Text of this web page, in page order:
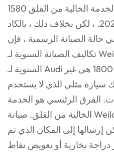
إلى ذلك ، ستكلف حزمة الخدمة الخالية من القلق 1580
يوانًا إضافيًا سنويًا حتى عام 2024. ، لكن بخلاف ذلك ، بالكاد
حالة الصيانة الرسمية ، فإن
تكاليف الصيانة السنوية لـ Weilai 1580 وتكاليف الصيانة
السنوية لـ Audi التي تبلغ حوالي 1200 إلى 1800 هي غير
سيارة مثلي الذي لا يستخدم
الفرق الرئيسي هو الخدمة
الخالية من القلق. صيانة Weilai بنقرة واحدة مريحة للغاية.
إرسالها إلى المكان الذي تم
دراجة بخارية أو تعويض نقاط